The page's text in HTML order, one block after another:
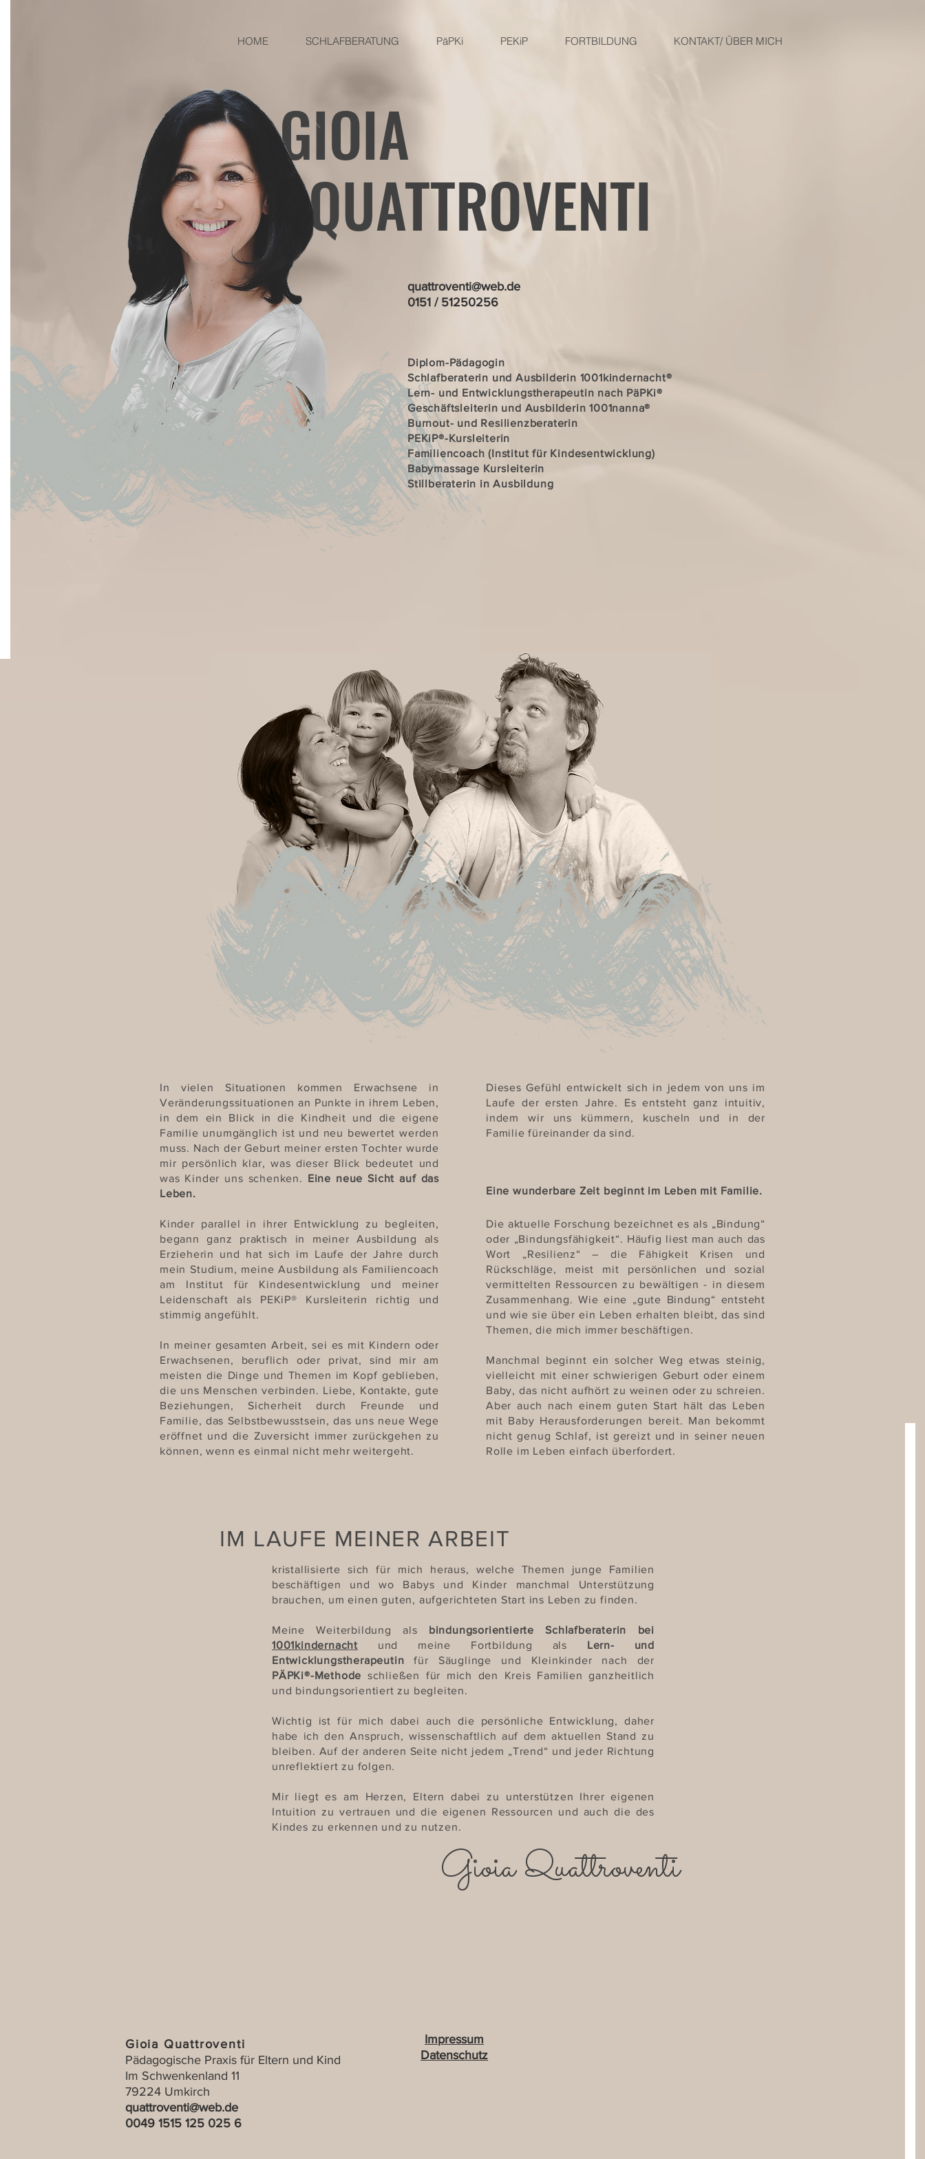
HOME SCHLAFBERATUNG PäPKi PEKiP FORTBILDUNG KONTAKT/ ÜBER MICH
GIOIA
QUATTROVENTI
Diplom-Pädagogin
Schlafberaterin und Ausbilderin 1001kindernacht®
Lern- und Entwicklungstherapeutin nach PäPKi®
Geschäftsleiterin und Ausbilderin 1001nanna®
Burnout- und Resilienzberaterin
PEKiP®-Kursleiterin
Familiencoach (Institut für Kindesentwicklung)
Babymassage Kursleiterin
Stillberaterin in Ausbildung
quattroventi@web.de
0151 / 51250256
In vielen Situationen kommen Erwachsene in
Veränderungssituationen an Punkte in ihrem Leben,
in dem ein Blick in die Kindheit und die eigene
Familie unumgänglich ist und neu bewertet werden
muss. Nach der Geburt meiner ersten Tochter wurde
mir persönlich klar, was dieser Blick bedeutet und
was Kinder uns schenken. Eine neue Sicht auf das
Leben.
Kinder parallel in ihrer Entwicklung zu begleiten,
begann ganz praktisch in meiner Ausbildung als
Erzieherin und hat sich im Laufe der Jahre durch
mein Studium, meine Ausbildung als Familiencoach
am Institut für Kindesentwicklung und meiner
Leidenschaft als PEKiP® Kursleiterin richtig und
stimmig angefühlt.
In meiner gesamten Arbeit, sei es mit Kindern oder
Erwachsenen, beruflich oder privat, sind mir am
meisten die Dinge und Themen im Kopf geblieben,
die uns Menschen verbinden. Liebe, Kontakte, gute
Beziehungen, Sicherheit durch Freunde und
Familie, das Selbstbewusstsein, das uns neue Wege
eröffnet und die Zuversicht immer zurückgehen zu
können, wenn es einmal nicht mehr weitergeht.
Eine wunderbare Zeit beginnt im Leben mit Familie.
Dieses Gefühl entwickelt sich in jedem von uns im
Laufe der ersten Jahre. Es entsteht ganz intuitiv,
indem wir uns kümmern, kuscheln und in der
Familie füreinander da sind.
Die aktuelle Forschung bezeichnet es als „Bindung“
oder „Bindungsfähigkeit“. Häufig liest man auch das
Wort „Resilienz“ – die Fähigkeit Krisen und
Rückschläge, meist mit persönlichen und sozial
vermittelten Ressourcen zu bewältigen - in diesem
Zusammenhang. Wie eine „gute Bindung“ entsteht
und wie sie über ein Leben erhalten bleibt, das sind
Themen, die mich immer beschäftigen.
Manchmal beginnt ein solcher Weg etwas steinig,
vielleicht mit einer schwierigen Geburt oder einem
Baby, das nicht aufhört zu weinen oder zu schreien.
Aber auch nach einem guten Start hält das Leben
mit Baby Herausforderungen bereit. Man bekommt
nicht genug Schlaf, ist gereizt und in seiner neuen
Rolle im Leben einfach überfordert.
IM LAUFE MEINER ARBEIT
kristallisierte sich für mich heraus, welche Themen junge Familien
beschäftigen und wo Babys und Kinder manchmal Unterstützung
brauchen, um einen guten, aufgerichteten Start ins Leben zu finden.
Meine Weiterbildung als bindungsorientierte Schlafberaterin bei
1001kindernacht und meine Fortbildung als Lern- und
Entwicklungstherapeutin für Säuglinge und Kleinkinder nach der
PÄPKi®-Methode schließen für mich den Kreis Familien ganzheitlich
und bindungsorientiert zu begleiten.
Wichtig ist für mich dabei auch die persönliche Entwicklung, daher
habe ich den Anspruch, wissenschaftlich auf dem aktuellen Stand zu
bleiben. Auf der anderen Seite nicht jedem „Trend“ und jeder Richtung
unreflektiert zu folgen.
Mir liegt es am Herzen, Eltern dabei zu unterstützen Ihrer eigenen
Intuition zu vertrauen und die eigenen Ressourcen und auch die des
Kindes zu erkennen und zu nutzen.
Gioia Quattroventi
Gioia Quattroventi
Pädagogische Praxis für Eltern und Kind
Im Schwenkenland 11
79224 Umkirch
quattroventi@web.de
0049 1515 125 025 6
Impressum
Datenschutz